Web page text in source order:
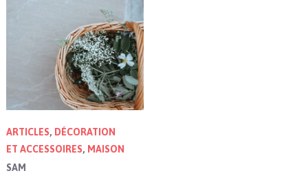
ARTICLES, DÉCORATION
ET ACCESSOIRES, MAISON
SAM